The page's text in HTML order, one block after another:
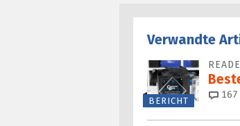
Verwandte
BERICHT
167